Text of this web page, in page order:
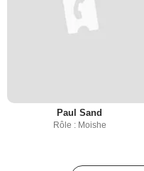
Paul Sand
Rôle : Moishe